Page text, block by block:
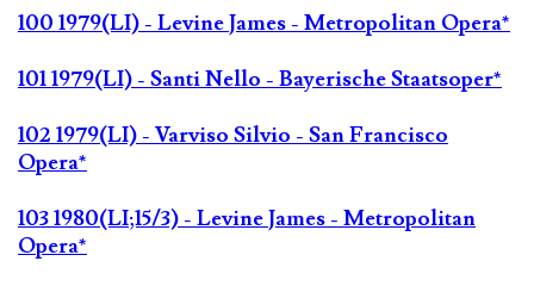
100 1979(LI) - Levine James - Metropolitan Opera*
101 1979(LI) - Santi Nello - Bayerische Staatsoper*
102 1979(LI) - Varviso Silvio - San Francisco
Opera*
103 1980(LI;15/3) - Levine James - Metropolitan
Opera*